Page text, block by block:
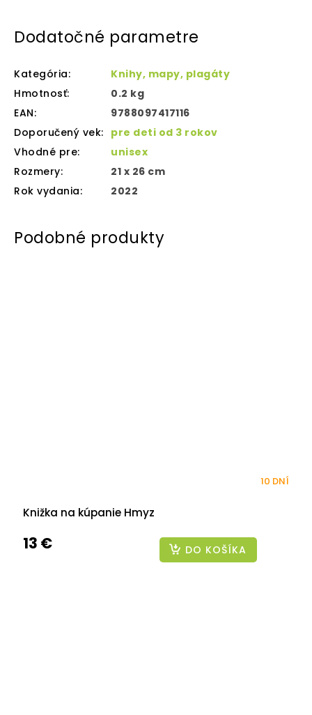
Dodatočné parametre
Kategória:
Knihy, mapy, plagáty
Hmotnosť:
0.2 kg
EAN:
9788097417116
Doporučený vek: pre deti od 3 rokov
Vhodné pre:
unisex
Rozmery:
21 x 26 cm
Rok vydania: 2022
Knižka na kúpanie Hmyz
10 DNÍ
13 € DO KOŠÍKA